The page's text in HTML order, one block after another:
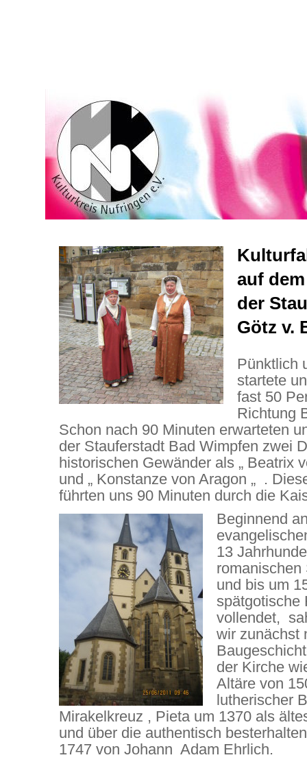
auf
der
Götz v.
Pünktlich
startete
fast 50
Richtung
Schon nach 90 Minuten erwarteten
der Stauferstadt Bad Wimpfen zwei
historischen Gewänder als „ Beatrix
und „ Konstanze von Aragon „ .
führten uns 90 Minuten durch die
Beginnend
13
romanischen
und bis um
spätgotische
vollendet,
wir zunächst
der Kirche
Altäre von
lutherischer
Mirakelkreuz , Pieta um 1370 als
und über die authentisch
1747 von Johann Adam Ehrlich.